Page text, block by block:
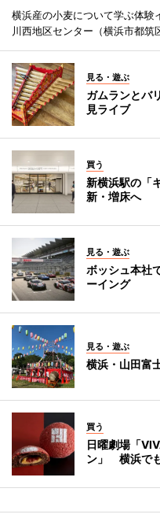
横浜産の小麦について学ぶ体
川西地区センター（横浜市都筑
見る・遊ぶ
ガムランとバ
見ライブ
買う
新横浜駅の「
新・増床へ
見る・遊ぶ
ボッシュ本社
ーイング
見る・遊ぶ
横浜・山田富
買う
日曜劇場「
ン」 横浜で